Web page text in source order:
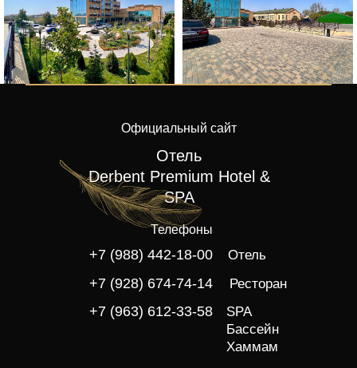
Отель
Derbent Premium Hotel &
SPA
Телефоны
+7 (988) 442-18-00
Официальный сайт
+7 (928) 674-74-14
+7 (963) 612-33-58
Отель
Ресторан
SPA
Бассейн
Хаммам